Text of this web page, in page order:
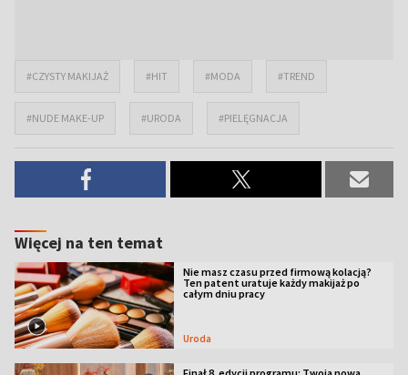
#CZYSTY MAKIJAŻ #HIT #MODA #TREND
#NUDE MAKE-UP #URODA #PIELĘGNACJA
Więcej na ten temat
Nie masz czasu przed firmową kolacją?
Ten patent uratuje każdy makijaż po
całym dniu pracy
Uroda